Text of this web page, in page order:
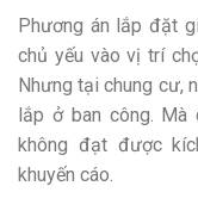
Phương án lắp đặt
chủ yếu vào vị trí
Nhưng tại chung cư,
lắp ở ban công.
không đạt được
khuyến cáo.